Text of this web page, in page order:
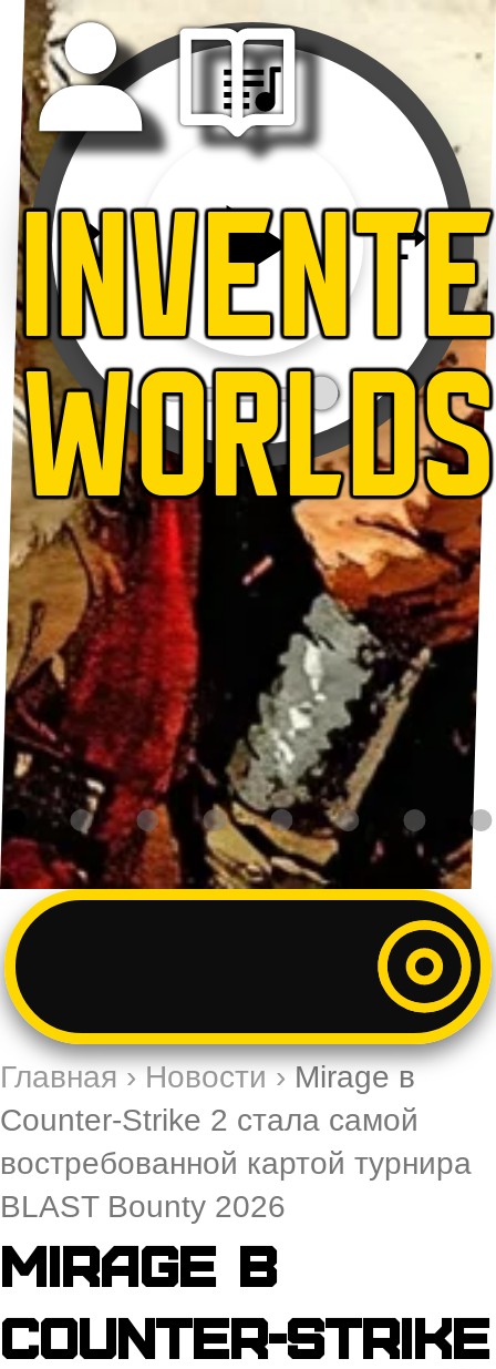
Главная › Новости › Mirage в
Counter-Strike 2 стала самой
востребованной картой турнира
BLAST Bounty 2026
Mirage в
Counter-Strike